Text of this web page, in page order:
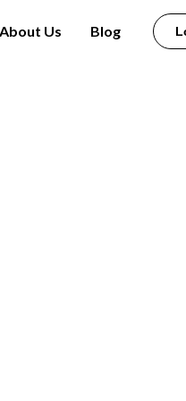
About Us Blog